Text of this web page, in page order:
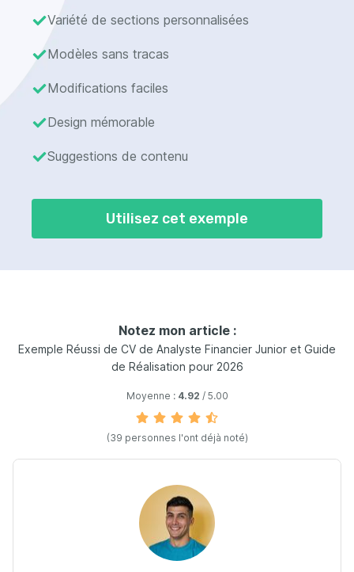
Variété de sections personnalisées
Modèles sans tracas
Modifications faciles
Design mémorable
Suggestions de contenu
Utilisez cet exemple
Notez mon article :
Exemple Réussi de CV de Analyste Financier Junior et Guide
de Réalisation pour 2026
Moyenne : 4.92 / 5.00
(39 personnes l'ont déjà noté)